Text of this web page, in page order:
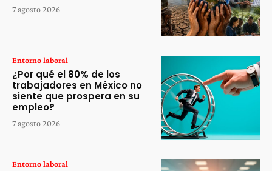
7 agosto 2026
Entorno laboral
¿Por qué el 80% de los
trabajadores en México no
siente que prospera en su
empleo?
7 agosto 2026
Entorno laboral